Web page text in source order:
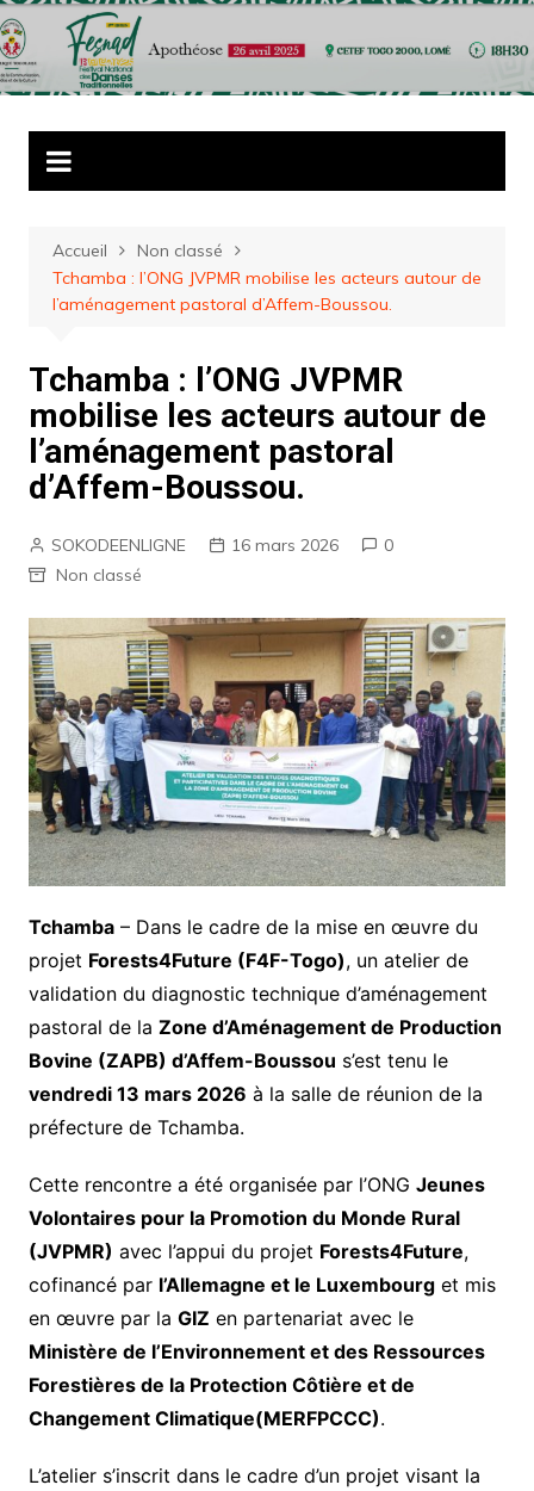
Aller
au
contenu
Accueil
Non classé
Tchamba : l’ONG JVPMR mobilise les acteurs autour de
l’aménagement pastoral d’Affem-Boussou.
Tchamba : l’ONG JVPMR
mobilise les acteurs autour de
l’aménagement pastoral
d’Affem-Boussou.
SOKODEENLIGNE 16 mars 2026
0
Non classé
Tchamba– Dans le cadre de la mise en œuvre du
projet Forests4Future (F4F-Togo), un atelier de
validation du diagnostic technique d’aménagement
pastoral de la Zone d’Aménagement de Production
Bovine (ZAPB) d’Affem-Boussou s’est tenu le
vendredi 13 mars 2026 à la salle de réunion de la
préfecture de Tchamba.
Cette rencontre a été organisée par l’ONG Jeunes
Volontaires pour la Promotion du Monde Rural
(JVPMR) avec l’appui du projet Forests4Future,
cofinancé par l’Allemagne et le Luxembourget mis
en œuvre par la GIZ en partenariat avec le
Ministère de l’Environnement et des Ressources
Forestières de la Protection Côtière et de
Changement Climatique(MERFPCCC).
L’atelier s’inscrit dans le cadre d’un projet visant la